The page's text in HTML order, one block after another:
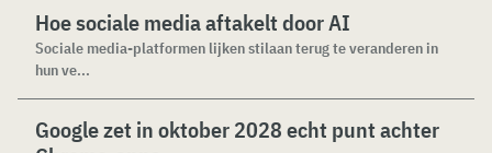
Hoe sociale media aftakelt door AI
Sociale media-platformen lijken stilaan terug te veranderen in
hun ve...
Google zet in oktober 2028 echt punt achter